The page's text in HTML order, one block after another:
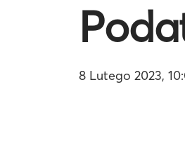
8 Lutego 2023,